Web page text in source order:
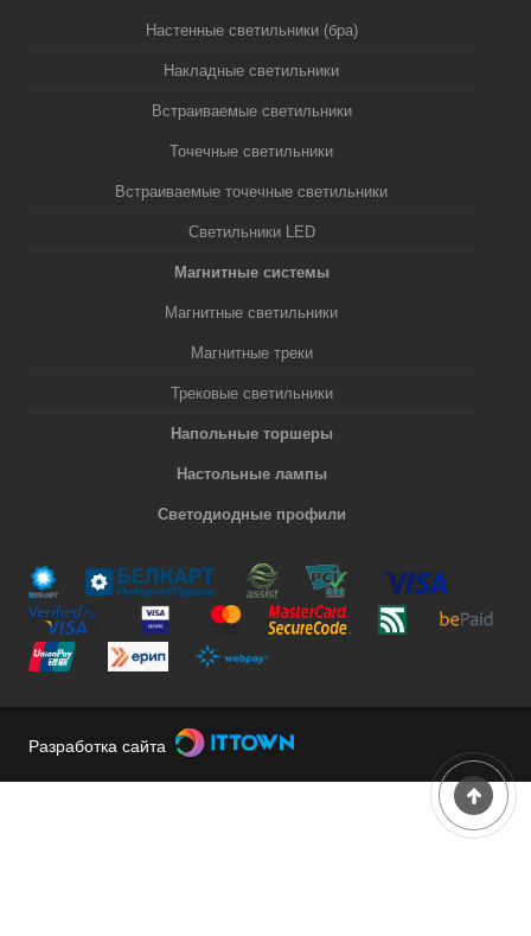
Настенные светильники (бра)
Накладные светильники
Встраиваемые светильники
Точечные светильники
Встраиваемые точечные светильники
Светильники LED
Магнитные системы
Магнитные светильники
Магнитные треки
Трековые светильники
Напольные торшеры
Настольные лампы
Светодиодные профили
Разработка сайта